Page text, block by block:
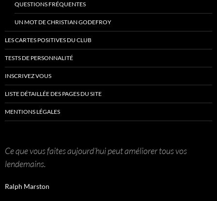
QUESTIONS FRÉQUENTES
UN MOT DE CHRISTIAN GODEFROY
LES CARTES POSITIVES DU CLUB
TESTS DE PERSONNALITÉ
INSCRIVEZ VOUS
LISTE DÉTAILLÉE DES PAGES DU SITE
MENTIONS LÉGALES
Ce que vous faites aujourd’hui peut améliorer tous vos
lendemains.
Ralph Marston